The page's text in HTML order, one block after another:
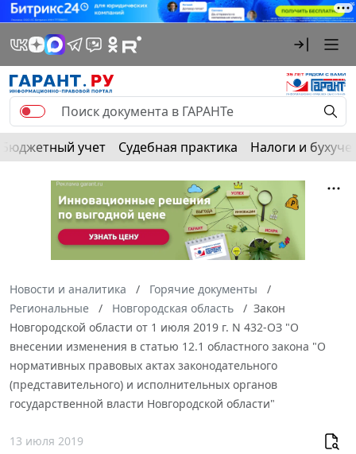
Бюджетный учет Судебная практика Налоги и
Новости и аналитика
Горячие документы
Региональные
Новгородская область
Закон
Новгородской области от 1 июля 2019 г. N 432-ОЗ "О
внесении изменения в статью 12.1 областного закона "О
нормативных правовых актах законодательного
(представительного) и исполнительных органов
государственной власти Новгородской области"
13 июля 2019